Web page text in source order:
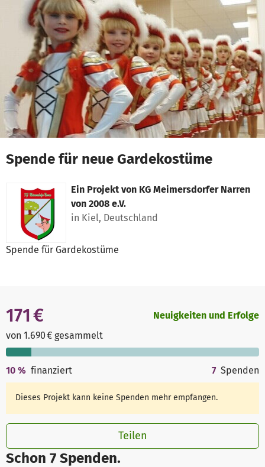
Zum Hauptinhalt springen
Erklärung zur Barrierefreiheit anzeigen
Spende für neue Gardekostüme
Ein Projekt von KG Meimersdorfer Narren
von 2008 e.V.
in Kiel, Deutschland
Spende für Gardekostüme
Schon 7 Spenden.
171 €
von 1.690 € gesammelt
Neuigkeiten und Erfolge
10 % finanziert 7 Spenden
Dieses Projekt kann keine Spenden mehr empfangen.
Teilen